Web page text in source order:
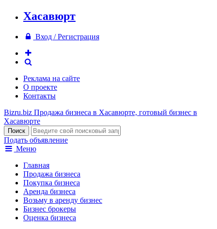
Хасавюрт
Вход / Регистрация
Реклама на сайте
О проекте
Контакты
Bizru.biz Продажа бизнеса в Хасавюрте, готовый бизнес в
Хасавюрте
Подать объявление
Меню
Главная
Продажа бизнеса
Покупка бизнеса
Аренда бизнеса
Возьму в аренду бизнес
Бизнес брокеры
Оценка бизнеса